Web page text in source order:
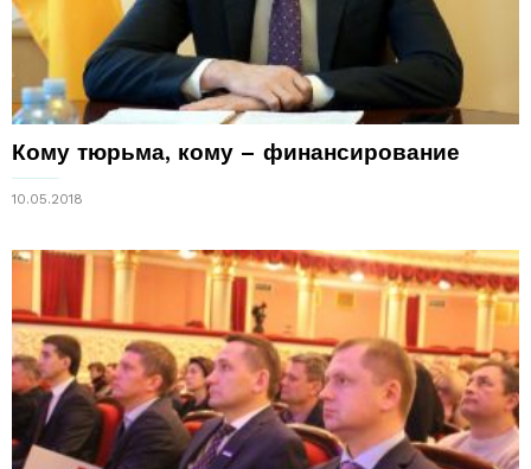
Кому тюрьма, кому – финансирование
10.05.2018